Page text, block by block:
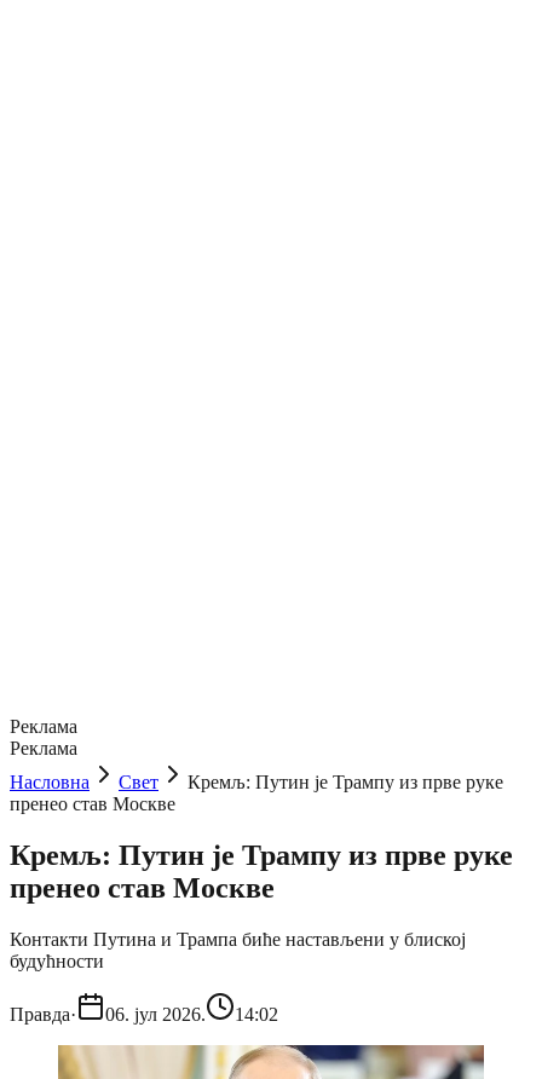
Реклама
Реклама
Насловна
Свет
Кремљ: Путин је Трампу из прве руке
пренео став Москве
Кремљ: Путин је Трампу из прве руке
пренео став Москве
Контакти Путина и Трампа биће настављени у блиској
будућности
Правда· 06. јул 2026. 14:02